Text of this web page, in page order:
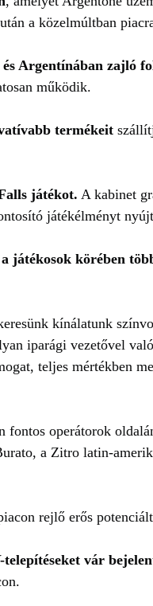
a közelmúltban
Argentínában zajló
működik.
termékeit
játékot. A kabinet
játékélményt
játékosok körében
kínálatunk
iparági vezetővel
teljes mértékben
fontos operátorok
a Zitro latin-
rejlő erős
vár